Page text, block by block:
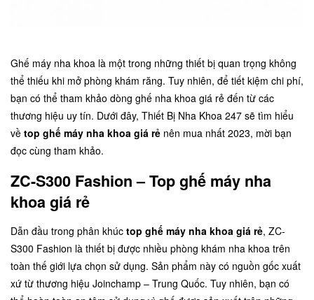
Ghế máy nha khoa là một trong những thiết bị quan trọng không
thể thiếu khi mở phòng khám răng. Tuy nhiên, để tiết kiệm chi phí,
bạn có thể tham khảo dòng ghế nha khoa giá rẻ đến từ các
thương hiệu uy tín. Dưới đây, Thiết Bị Nha Khoa 247 sẽ tìm hiểu
về top ghế máy nha khoa giá rẻ nên mua nhất 2023, mời bạn
đọc cùng tham khảo.
ZC-S300 Fashion – Top ghế máy nha
khoa giá rẻ
Dẫn đầu trong phân khúc top ghế máy nha khoa giá rẻ, ZC-
S300 Fashion là thiết bị được nhiều phòng khám nha khoa trên
toàn thế giới lựa chọn sử dụng. Sản phẩm này có nguồn gốc xuất
xứ từ thương hiệu Joinchamp – Trung Quốc. Tuy nhiên, bạn có